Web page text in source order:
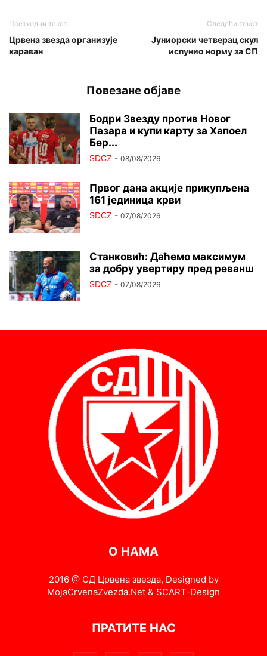
Претходни текст
Црвена звезда организује
караван
Следећи текст
Јуниорски четверац скул
испунио норму за СП
Повезане објаве
Бодри Звезду против Новог
Пазара и купи карту за Хапоел
Бер...
SDCZ - 08/08/2026
Првог дана акције прикупљена
161 јединица крви
SDCZ - 07/08/2026
Станковић: Даћемо максимум
за добру увертиру пред реванш
SDCZ - 07/08/2026
О НАМА
2016 @ СД Црвена звезда, Designed by
MojaCrvenaZvezda.Net & SCART-Design
ПРАТИТЕ НАС